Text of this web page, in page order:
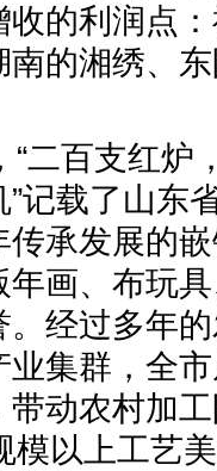
收的利润点
南的湘绣
“二百支红炉
”记载了山东
传承发展的
年画、布玩
。经过多年
业集群，全
带动农村加
模以上工艺